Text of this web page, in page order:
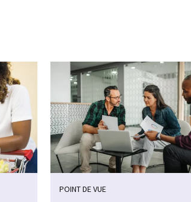
POINT DE VUE